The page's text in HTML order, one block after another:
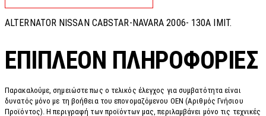
ALTERNATOR NISSAN CABSTAR-NAVARA 2006- 130A IMIT.
ΕΠΙΠΛΈΟΝ ΠΛΗΡΟΦΟΡΊΕΣ
Παρακαλούμε, σημειώστε πως ο τελικός έλεγχος για συμβατότητα είναι
δυνατός μόνο με τη βοήθεια του επονομαζόμενου OEN (Αριθμός Γνήσιου
Προϊόντος). Η περιγραφή των προϊόντων μας, περιλαμβάνει μόνο τις τεχνικές